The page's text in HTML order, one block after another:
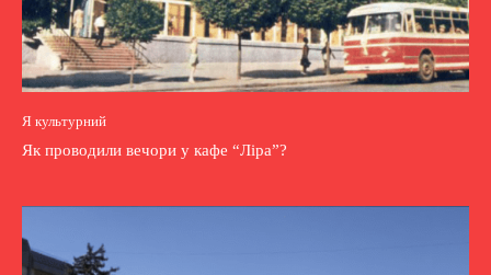
Я культурний
Як проводили вечори у кафе “Ліра”?